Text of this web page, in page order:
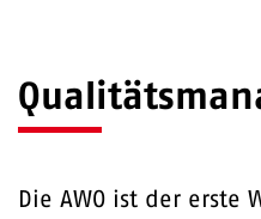
Die AWO ist der erste